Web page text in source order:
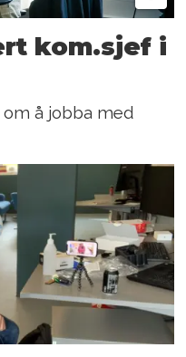
kom.sjef i
å jobba med